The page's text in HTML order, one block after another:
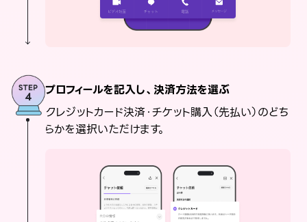
プロフィールを記入し、決済方法を選ぶ
クレジットカード決済・チケット購入（先払い）のどち
らかを選択いただけます。